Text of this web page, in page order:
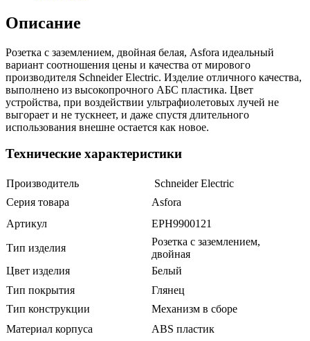
Описание
Розетка с заземлением, двойная белая, Asfora идеальный
вариант соотношения цены и качества от мирового
производителя Schneider Electric. Изделие отличного качества,
выполнено из высокопрочного АБС пластика. Цвет
устройства, при воздействии ультрафиолетовых лучей не
выгорает и не тускнеет, и даже спустя длительного
использования внешне остается как новое.
Технические характеристики
Производитель
Schneider Electric
Серия товара
Asforа
Артикул
EPH9900121
Тип изделия
Розетка с заземлением,
двойная
Цвет изделия
Белый
Тип покрытия
Глянец
Тип конструкции
Механизм в сборе
Материал корпуса
ABS пластик